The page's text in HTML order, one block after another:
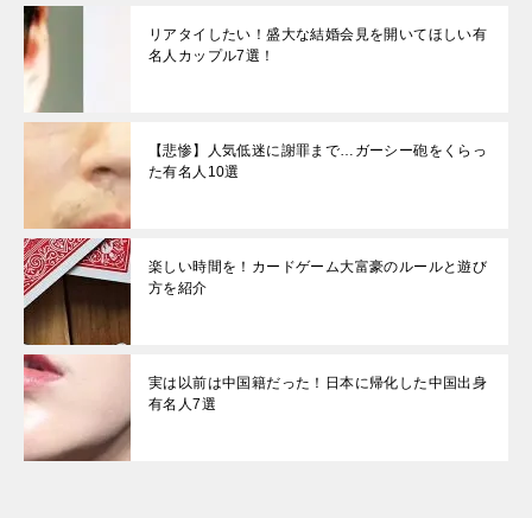
リアタイしたい！盛大な結婚会見を開いてほしい有
名人カップル7選！
【悲惨】人気低迷に謝罪まで…ガーシー砲をくらっ
た有名人10選
楽しい時間を！カードゲーム大富豪のルールと遊び
方を紹介
実は以前は中国籍だった！日本に帰化した中国出身
有名人7選